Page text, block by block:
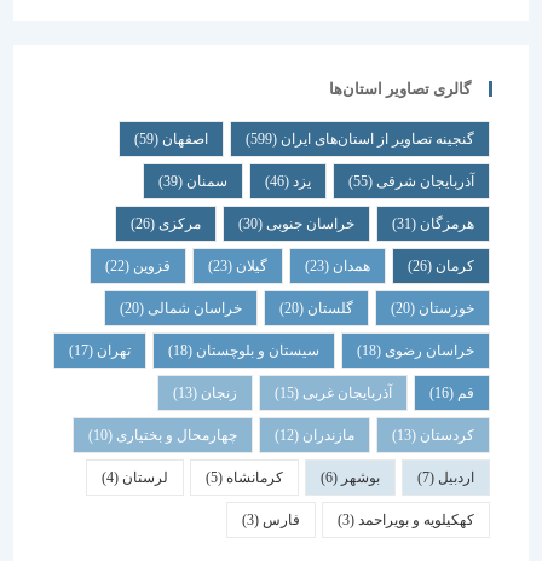
گالری تصاویر استان‌ها
گنجینه تصاویر از استان‌های ایران(599) اصفهان (59)
آذربایجان شرقی(55) یزد سمنان (39)
هرمزگان(31) خراسان جنوبی(30) مرکزی (26)
همدان گیلان قزوین
خوزستان(20) گلستان (20) خراسان شمالی(20)
خراسان رضوی(18) سیستان و بلوچستان(18) تهران
آذربایجان غربی(15) زنجان
کردستان(13) مازندران(12) چهارمحال و بختیاری (10)
بوشهر کرمانشاه(5) لرستان (4)
کهکیلویه و بویراحمد(3) فارس